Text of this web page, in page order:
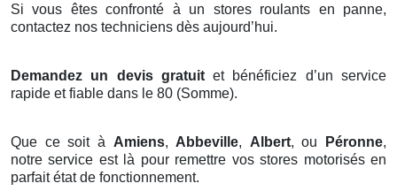
Si vous êtes confronté à un stores roulants en panne,
contactez nos techniciens dès aujourd’hui.
Demandez un devis gratuitet bénéficiez d’un service
rapide et fiable dans le 80 (Somme).
Que ce soit à Amiens, Abbeville, Albert, ou Péronne,
notre service est là pour remettre vos stores motorisés en
parfait état de fonctionnement.